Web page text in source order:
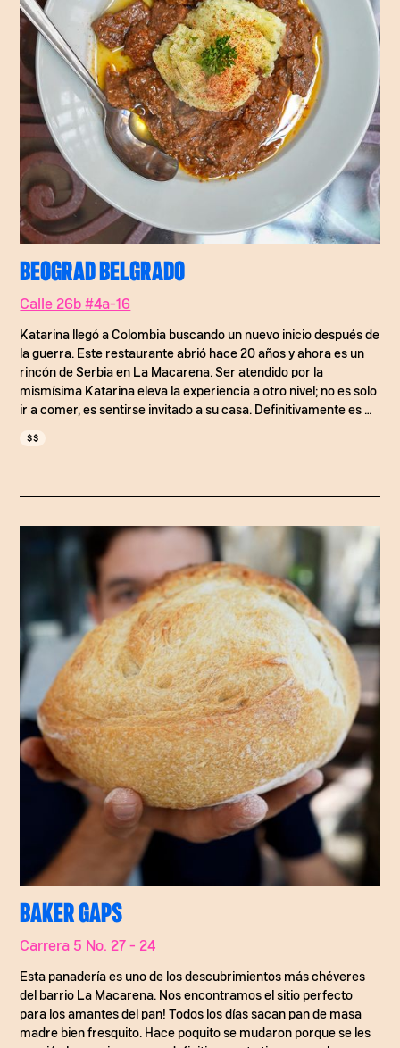
BEOGRAD BELGRADO
Calle 26b #4a-16
Katarina llegó a Colombia buscando un nuevo inicio después de
la guerra. Este restaurante abrió hace 20 años y ahora es un
rincón de Serbia en La Macarena. Ser atendido por la
mismísima Katarina eleva la experiencia a otro nivel; no es solo
ir a comer, es sentirse invitado a su casa. Definitivamente es un
$$
BAKER GAPS
Carrera 5 No. 27 - 24
Esta panadería es uno de los descubrimientos más chéveres
del barrio La Macarena. Nos encontramos el sitio perfecto
para los amantes del pan! Todos los días sacan pan de masa
madre bien fresquito. Hace poquito se mudaron porque se les